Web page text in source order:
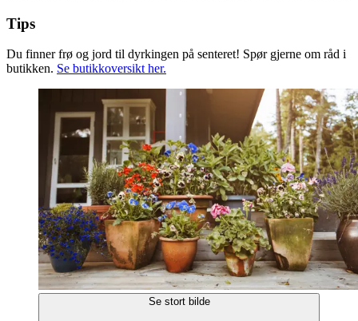
Tips
Du finner frø og jord til dyrkingen på senteret! Spør gjerne om råd i
butikken. Se butikkoversikt her.
Se stort bilde